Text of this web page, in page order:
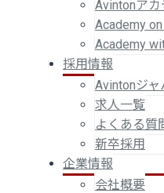
Avintonアカ
Academy
Academy
採用情報
Avintonジ
求人一覧
よくある質
新卒採用
企業情報
会社概要